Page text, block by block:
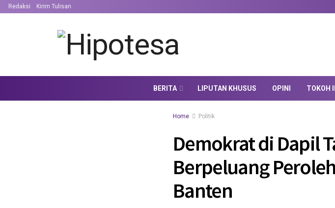
Redaksi Kirim Tulisan
BERITA LIPUTAN KHUSUS OPINI TOKOH
Home Politik
Demokrat di Dapil
Berpeluang
Banten